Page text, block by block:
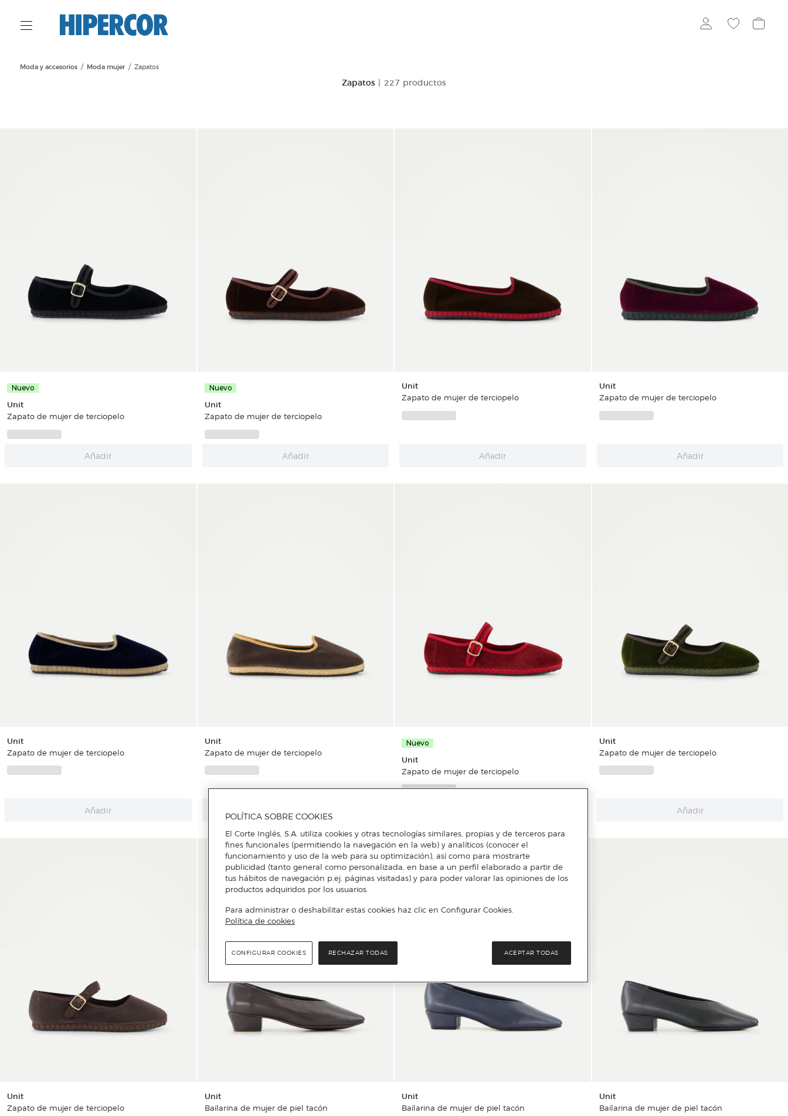
Moda y accesorios Moda mujer Zapatos
Zapatos | 227 productos
Nuevo
Unit
Zapato de mujer de terciopelo
Añadir
Nuevo
Unit
Zapato de mujer de terciopelo
Añadir
Unit
Zapato de mujer de terciopelo
Añadir
Unit
Zapato de mujer de terciopelo
Añadir
Unit
Zapato de mujer de terciopelo
Añadir
Unit
Zapato de mujer de terciopelo
Nuevo
Unit
Zapato de mujer de terciopelo
Unit
Zapato de mujer de terciopelo
Añadir
Unit
Zapato de mujer de terciopelo
Unit
Bailarina de mujer de piel tacón
Unit
Bailarina de mujer de piel tacón
Unit
Bailarina de mujer de piel tacón
POLÍTICA SOBRE COOKIES
El Corte Inglés, S.A. utiliza cookies y otras tecnologías similares, propias y de terceros para
fines funcionales (permitiendo la navegación en la web) y analíticos (conocer el
funcionamiento y uso de la web para su optimización), así como para mostrarte
publicidad (tanto general como personalizada, en base a un perfil elaborado a partir de
tus hábitos de navegación p.ej. páginas visitadas) y para poder valorar las opiniones de los
productos adquiridos por los usuarios.
Para administrar o deshabilitar estas cookies haz clic en Configurar Cookies.
Política de cookies
RECHAZAR TODAS ACEPTAR TODAS
CONFIGURAR COOKIES